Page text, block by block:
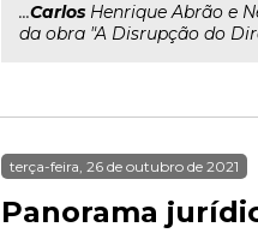
...Carlos Henrique Abrão e
da obra "A Disrupção do
terça-feira, 26 de outubro de 2021
Panorama